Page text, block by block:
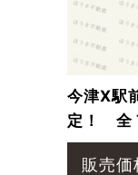
今津X駅
定！ 全
販売価